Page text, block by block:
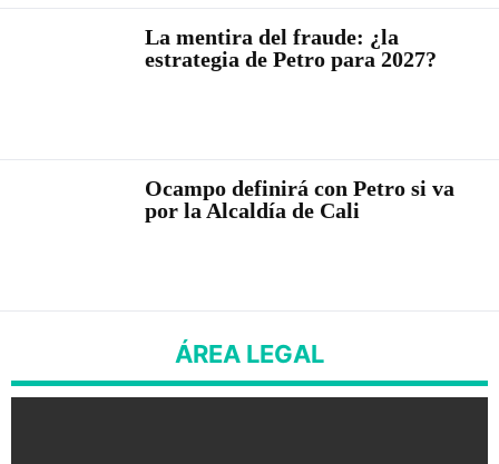
La mentira del fraude: ¿la
estrategia de Petro para 2027?
Ocampo definirá con Petro si va
por la Alcaldía de Cali
ÁREA LEGAL